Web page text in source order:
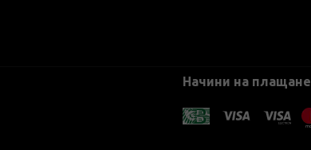
Начини на плащане